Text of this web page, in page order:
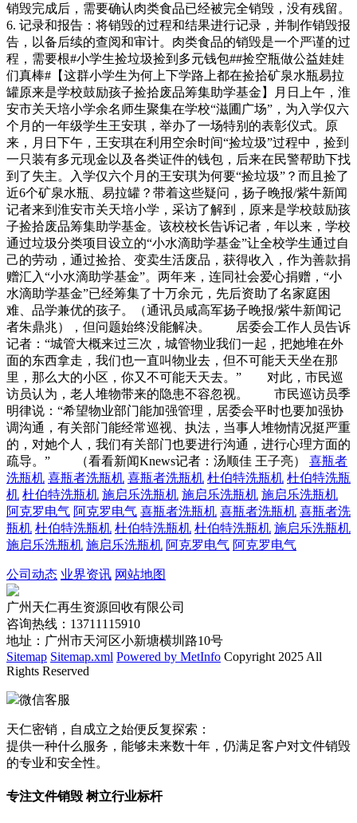
销毁完成后，需要确认肉类食品已经被完全销毁，没有残留。
6. 记录和报告：将销毁的过程和结果进行记录，并制作销毁报
告，以备后续的查阅和审计。肉类食品的销毁是一个严谨的过
程，需要根#小学生捡垃圾捡到多元钱包##捡空瓶做公益娃娃
们真棒#【这群小学生为何上下学路上都在捡拾矿泉水瓶易拉
罐原来是学校鼓励孩子捡拾废品筹集助学基金】月日上午，淮
安市关天培小学余名师生聚集在学校“滋圃广场”，为入学仅六
个月的一年级学生王安琪，举办了一场特别的表彰仪式。原
来，月日下午，王安琪在利用空余时间“捡垃圾”过程中，捡到
一只装有多元现金以及各类证件的钱包，后来在民警帮助下找
到了失主。入学仅六个月的王安琪为何要“捡垃圾”？而且捡了
近6个矿泉水瓶、易拉罐？带着这些疑问，扬子晚报/紫牛新闻
记者来到淮安市关天培小学，采访了解到，原来是学校鼓励孩
子捡拾废品筹集助学基金。该校校长告诉记者，年以来，学校
通过垃圾分类项目设立的“小水滴助学基金”让全校学生通过自
己的劳动，通过捡拾、变卖生活废品，获得收入，作为善款捐
赠汇入“小水滴助学基金”。两年来，连同社会爱心捐赠，“小
水滴助学基金”已经筹集了十万余元，先后资助了名家庭困
难、品学兼优的孩子。（通讯员咸高军扬子晚报/紫牛新闻记
者朱鼎兆），但问题始终没能解决。 居委会工作人员告诉
记者：“城管大概来过三次，城管物业我们一起，把她堆在外
面的东西拿走，我们也一直叫物业去，但不可能天天坐在那
里，那么大的小区，你又不可能天天去。” 对此，市民巡
访员认为，老人堆物带来的隐患不容忽视。 市民巡访员季
明律说：“希望物业部门能加强管理，居委会平时也要加强协
调沟通，有关部门能经常巡视、执法，当事人堆物情况挺严重
的，对她个人，我们有关部门也要进行沟通，进行心理方面的
疏导。” （看看新闻Knews记者：汤顺佳 王子亮） 喜瓶者
洗瓶机 喜瓶者洗瓶机 喜瓶者洗瓶机 杜伯特洗瓶机 杜伯特洗瓶
机 杜伯特洗瓶机 施启乐洗瓶机 施启乐洗瓶机 施启乐洗瓶机
阿克罗电气 阿克罗电气 喜瓶者洗瓶机 喜瓶者洗瓶机 喜瓶者洗
瓶机 杜伯特洗瓶机 杜伯特洗瓶机 杜伯特洗瓶机 施启乐洗瓶机
施启乐洗瓶机 施启乐洗瓶机 阿克罗电气 阿克罗电气
公司动态 业界资讯 网站地图
广州天仁再生资源回收有限公司
咨询热线：13711115910
地址：广州市天河区小新塘横圳路10号
Sitemap Sitemap.xml Powered by MetInfo Copyright 2025 All
Rights Reserved
微信客服
天仁密销，自成立之始便反复探索：
提供一种什么服务，能够未来数十年，仍满足客户对文件销毁
的专业和安全性。
专注文件销毁 树立行业标杆